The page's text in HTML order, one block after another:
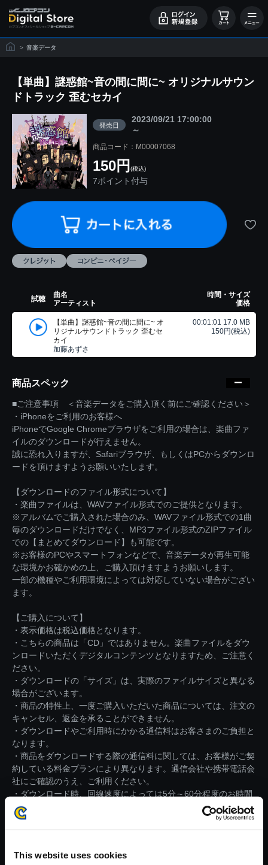
This website uses cookies
> 音楽データ
【単曲】謎惑館~音の間に間に~ オリジナルサウン
ドトラック 歪むセカイ
発売日
2023/09/21 17:00:00
～
商品コード：M00007068
150円 (税込)
7ポイント付与
試聴
曲名
アーティスト
時間・サイズ
価格
【単曲】謎惑館~音の間に間に~ オ
リジナルサウンドトラック 歪むセ
カイ
加藤あずさ
00:01:01 17.0 MB
150円(税込)
商品スペック
■ご注意事項 ＜音楽データをご購入頂く前にご確認ください＞
・iPhoneをご利用のお客様へ
iPhoneでGoogle Chromeブラウザをご利用の場合は、楽曲ファ
イルのダウンロードが行えません。
誠に恐れ入りますが、Safariブラウザ、もしくはPCからダウンロ
ードを頂けますようお願いいたします。
【ダウンロードのファイル形式について】
・楽曲ファイルは、WAVファイル形式でのご提供となります。
※アルバムでご購入された場合のみ、WAVファイル形式での1曲
毎のダウンロードだけでなく、MP3ファイル形式のZIPファイル
での【まとめてダウンロード】も可能です。
※お客様のPCやスマートフォンなどで、音楽データが再生可能
な環境かお確かめの上、ご購入頂けますようお願いします。
一部の機種やご利用環境によっては対応していない場合がござい
ます。
【ご購入について】
・表示価格は税込価格となります。
・こちらの商品は「CD」ではありません。楽曲ファイルをダウ
ンロードいただくデジタルコンテンツとなりますため、ご注意く
ださい。
・ダウンロードの「サイズ」は、実際のファイルサイズと異なる
場合がございます。
・商品の特性上、一度ご購入いただいた商品については、注文の
キャンセル、返金を承ることができません。
・ダウンロードやご利用時にかかる通信料はお客さまのご負担と
なります。
・商品をダウンロードする際の通信料に関しては、お客様がご契
約している料金プランにより異なります。通信会社や携帯電話会
社にご確認のうえ、ご利用ください。
・ダウンロード時、回線速度によっては5分～60分程度のお時間
がかかる場合がございます。
※ご購入いただいたファイルのダウンロードの際には、通信環境
が安定しているWifi環境でお試しください。